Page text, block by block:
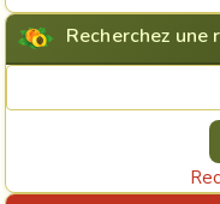
Recherchez une